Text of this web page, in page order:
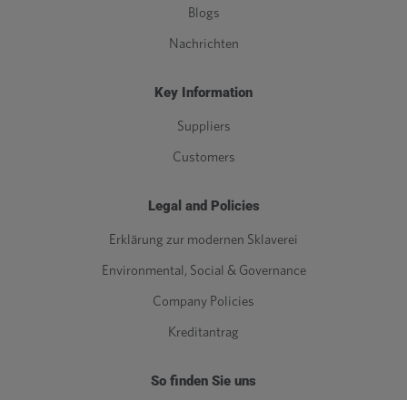
Blogs
Nachrichten
Key Information
Suppliers
Customers
Legal and Policies
Erklärung zur modernen Sklaverei
Environmental, Social & Governance
Company Policies
Kreditantrag
So finden Sie uns